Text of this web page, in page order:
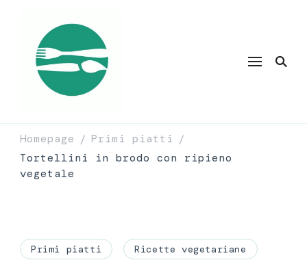
Homepage / Primi piatti /
Tortellini in brodo con ripieno
vegetale
Primi piatti Ricette vegetariane